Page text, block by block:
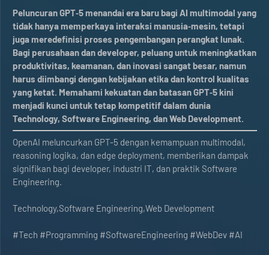
Peluncuran GPT‑5 menandai era baru bagi AI multimodal yang
tidak hanya memperkaya interaksi manusia‑mesin, tetapi
juga meredefinisi proses pengembangan perangkat lunak.
Bagi perusahaan dan developer, peluang untuk meningkatkan
produktivitas, keamanan, dan inovasi sangat besar, namun
harus diimbangi dengan kebijakan etika dan kontrol kualitas
yang ketat. Memahami kekuatan dan batasan GPT‑5 kini
menjadi kunci untuk tetap kompetitif dalam dunia
Technology, Software Engineering, dan Web Development.
OpenAI meluncurkan GPT-5 dengan kemampuan multimodal,
reasoning logika, dan edge deployment, memberikan dampak
signifikan bagi developer, industri IT, dan praktik Software
Engineering.
Technology,Software Engineering,Web Development
#Tech #Programming #SoftwareEngineering #WebDev #AI